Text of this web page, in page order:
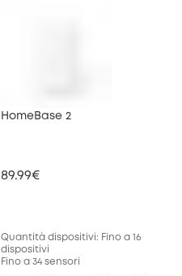
HomeBase 2
89.99€
Quantità dispositivi: Fino a 16
dispositivi
Fino a 34 sensori